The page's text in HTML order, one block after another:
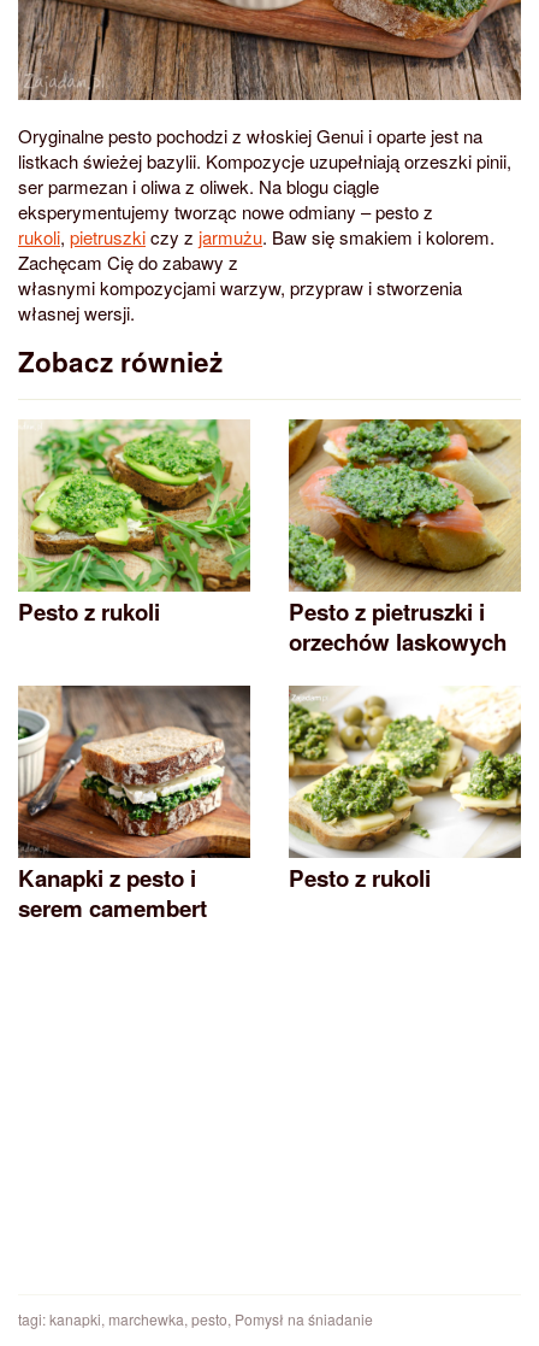
Oryginalne pesto pochodzi z włoskiej Genui i oparte jest na
listkach świeżej bazylii. Kompozycje uzupełniają orzeszki pinii,
ser parmezan i oliwa z oliwek. Na blogu ciągle
eksperymentujemy tworząc nowe odmiany – pesto z
rukoli, pietruszkiczy z jarmużu. Baw się smakiem i kolorem.
Zachęcam Cię do zabawy z
własnymi kompozycjami warzyw, przypraw i stworzenia
własnej wersji.
Zobacz również
Pesto z rukoli
Pesto z pietruszki i
orzechów laskowych
Kanapki z pesto i
serem camembert
Pesto z rukoli
tagi:kanapki, marchewka, pesto, Pomysł na śniadanie